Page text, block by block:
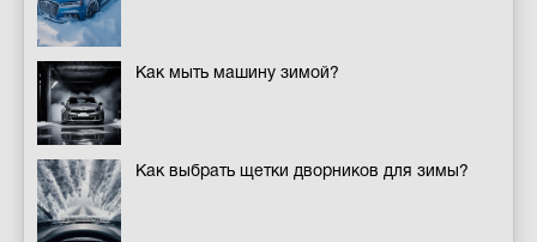
Как мыть машину зимой?
Как выбрать щетки дворников для зимы?